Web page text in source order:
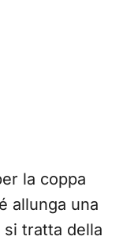
la coppa
allunga una
si tratta della